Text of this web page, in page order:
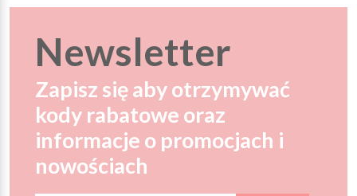
Newsletter
Zapisz się aby otrzymywać
kody rabatowe oraz
informacje o promocjach i
nowościach